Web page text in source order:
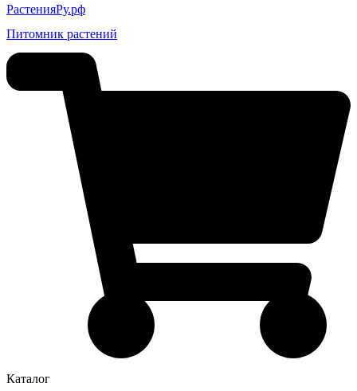
РастенияРу.рф
Питомник растений
Каталог